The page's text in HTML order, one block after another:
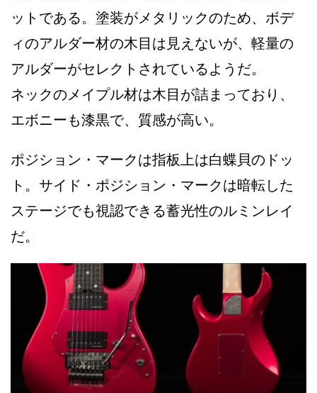
ットである。塗装がメタリックのため、ボデ
ィのアルダー材の木目は見えないが、軽量の
アルダーがセレクトされているようだ。
ネックのメイプル材は木目が詰まっており、
エボニーも漆黒で、質感が高い。
ポジション・マークは指板上は白蝶貝のドッ
ト。サイド・ポジション・マークは暗転した
ステージでも視認できる蓄光性のルミンレイ
だ。